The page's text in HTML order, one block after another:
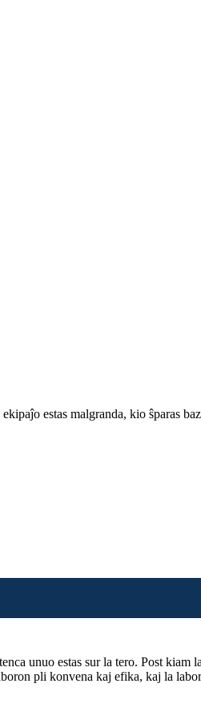
estas malgranda, kio ŝparas
unuo estas sur la tero. Post kiam
pli konvena kaj efika, kaj la